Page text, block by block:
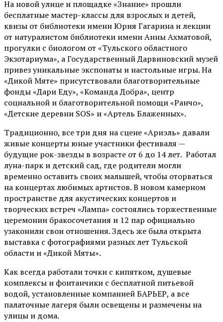
На новой улице и площадке «Знание» прошли
бесплатные мастер-классы для взрослых и детей,
квизы от библиотеки имени Юрия Гагарина и лекции
от натуралистом библиотеки имени Анны Ахматовой,
прогулки с биологом от «Тульского областного
Экзотариума», а Государственный Дарвиновский музей
привез уникальные экспонаты и настольные игры. На
«Дикой Мяте» присутствовали благотворительные
фонды «Дари Еду», «Команда Добра», центр
социальной и благотворительной помощи «Ранчо»,
«Детские деревни SOS» и «Артель Блаженных».
Традиционно, все три дня на сцене«Ариэль» давали
живые концерты юные участники фестиваля —
будущие рок-звезды в возрасте от 6 до 14 лет. Работал
луна-парк и детский сад, где родители могли
временно оставить своих малышей, чтобы оторваться
на концертах любимых артистов. В новом камерном
пространстве для акустических концертов и
творческих встреч «Лампа» состоялись торжественные
церемонии бракосочетания и 12 пар официально
узаконили свои отношения. Здесь же была открыта
выставка с фотографиями разных лет Тульской
области и «Дикой Мяты».
Как всегда работали точки с кипятком, душевые
комплексы и фонтанчики с бесплатной питьевой
водой, установленные компанией БАРЬЕР, а все
палаточные лагеря были освещены и размечены на
улицы и дома.